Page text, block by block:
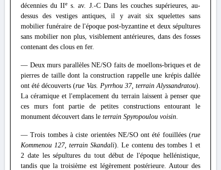
décennies du IIe s. av. J.-C Dans les couches supérieures, au-
dessus des vestiges antiques, il y avait six squelettes sans
mobilier funéraire de l'époque post-byzantine et deux sépultures
sans mobilier non plus, visiblement antérieures, dans des fosses
contenant des clous en fer.
— Deux murs parallèles NE/SO faits de moellons-briques et de
pierres de taille dont la construction rappelle une krépis dallée
ont été découverts (rue Vas. Pyrrhou 37, terrain Alyssandratou).
La céramique et l'emplacement du terrain laissent à penser que
ces murs font partie de petites constructions entourant le
monument découvert dans le terrain Spyropoulou voisin.
— Trois tombes à ciste orientées NE/SO ont été fouillées (rue
Kommenou 127, terrain Skandali). Le contenu des tombes 1 et
2 date les sépultures du tout début de l'époque hellénistique,
tandis que la troisième est légèrement postérieure. Autour des